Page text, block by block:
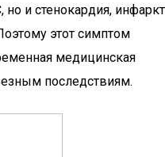
и стенокардия, инфаркт
этот симптом
медицинская
последствиям.